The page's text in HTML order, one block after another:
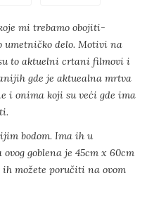
mi trebamo obojiti-
delo. Motivi na
to aktuelni crtani filmovi i
gde je aktuealna mrtva
i onima koji su veći gde ima
bodom. Ima ih u
goblena je 45cm x 60cm
možete poručiti na ovom